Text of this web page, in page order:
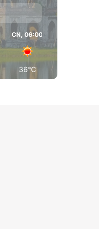
CN, 06:00
36°C